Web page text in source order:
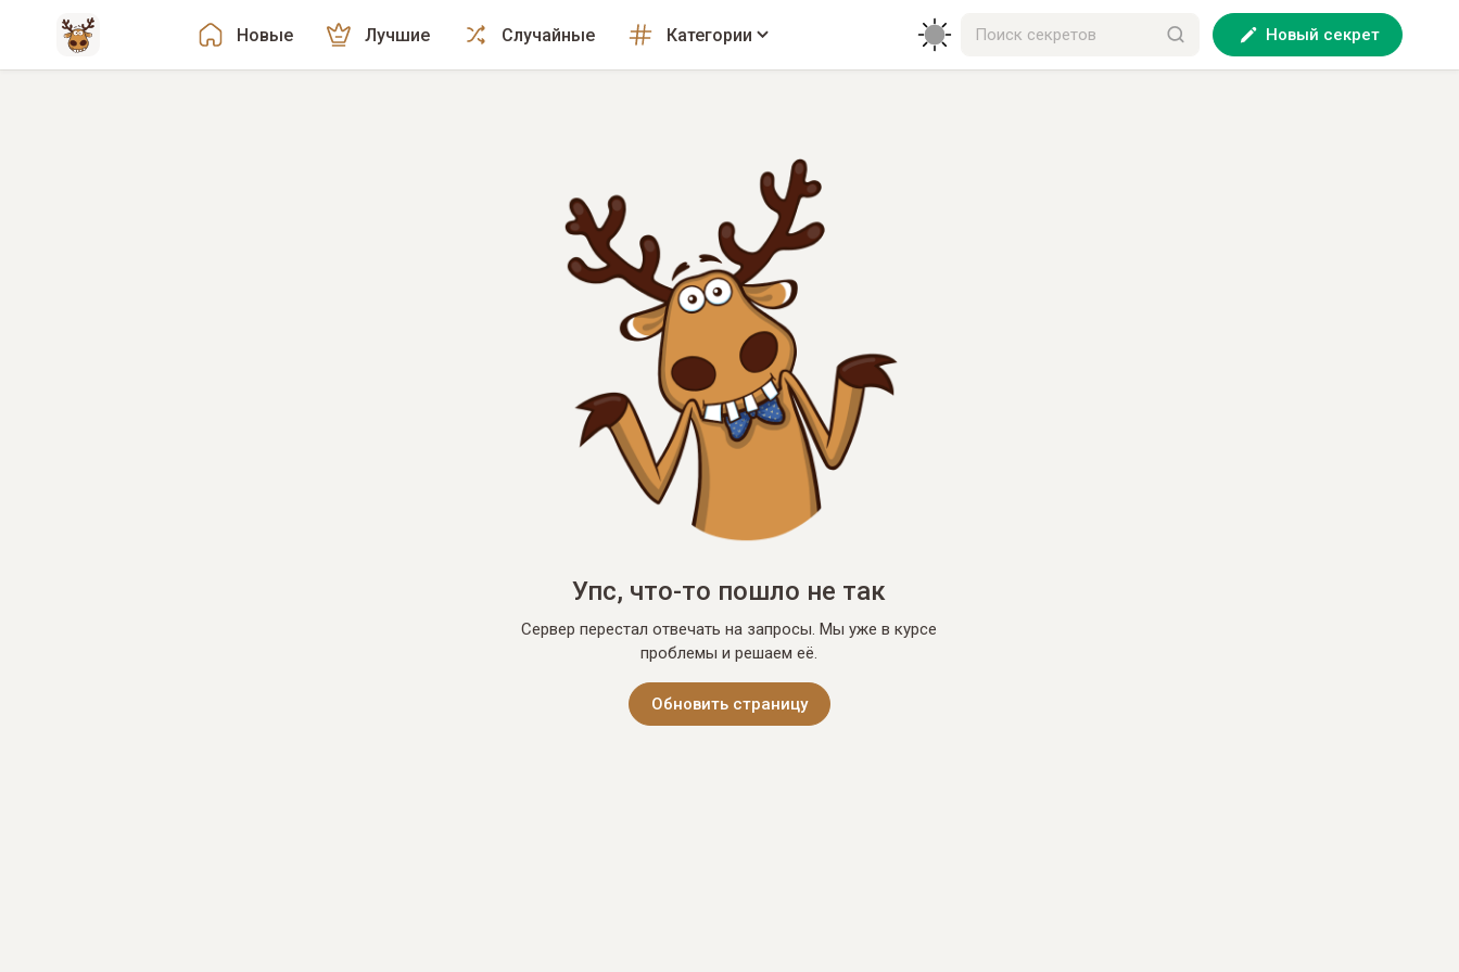
Новые Лучшие Случайные Категории Новый секрет
Упс, что-то пошло не так
Сервер перестал отвечать на запросы. Мы уже в курсе
проблемы и решаем её.
Обновить страницу